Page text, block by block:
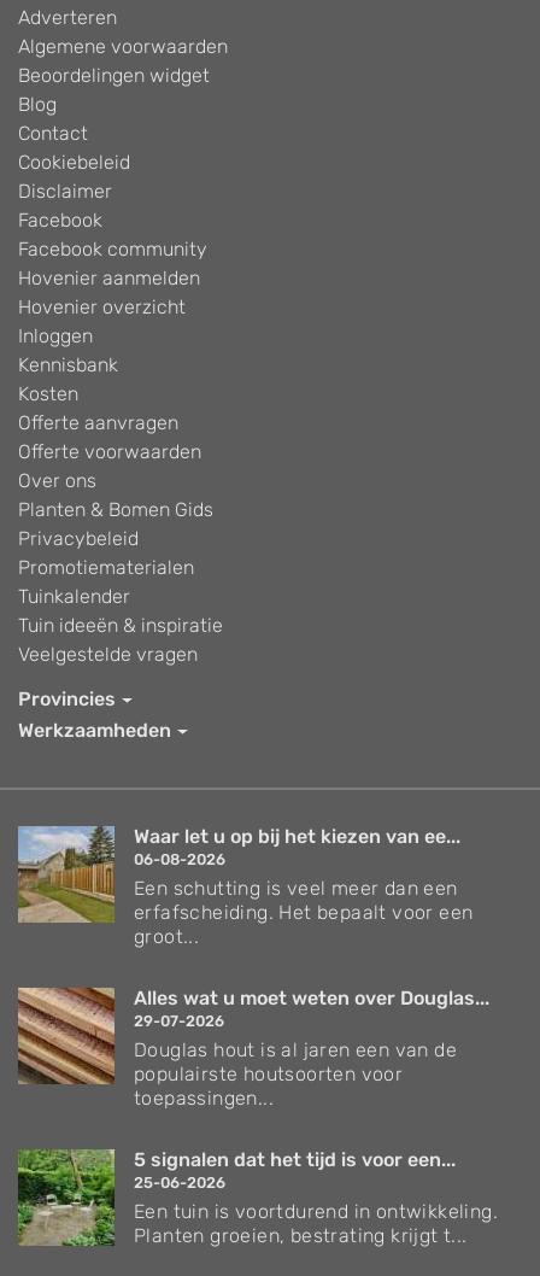
Adverteren
Algemene voorwaarden
Beoordelingen widget
Blog
Contact
Cookiebeleid
Disclaimer
Facebook
Facebook community
Hovenier aanmelden
Hovenier overzicht
Inloggen
Kennisbank
Kosten
Offerte aanvragen
Offerte voorwaarden
Over ons
Planten & Bomen Gids
Privacybeleid
Promotiematerialen
Tuinkalender
Tuin ideeën & inspiratie
Veelgestelde vragen
Provincies
Werkzaamheden
Waar let u op bij het kiezen van ee...
06-08-2026
Een schutting is veel meer dan een
erfafscheiding. Het bepaalt voor een
groot...
Alles wat u moet weten over Douglas...
29-07-2026
Douglas hout is al jaren een van de
populairste houtsoorten voor
toepassingen...
5 signalen dat het tijd is voor een...
25-06-2026
Een tuin is voortdurend in ontwikkeling.
Planten groeien, bestrating krijgt t...